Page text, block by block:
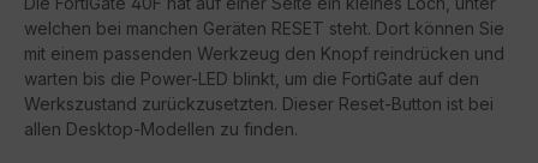
welchen bei manchen Geräten RESET steht. Dort können Sie
mit einem passenden Werkzeug den Knopf reindrücken und
warten bis die Power-LED blinkt, um die FortiGate auf den
Werkszustand zurückzusetzten. Dieser Reset-Button ist bei
allen Desktop-Modellen zu finden.